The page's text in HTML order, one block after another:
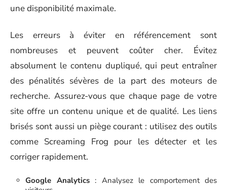
une disponibilité maximale.
Les erreurs à éviter en référencement sont
nombreuses et peuvent coûter cher. Évitez
absolument le contenu dupliqué, qui peut entraîner
des pénalités sévères de la part des moteurs de
recherche. Assurez-vous que chaque page de votre
site offre un contenu unique et de qualité. Les liens
brisés sont aussi un piège courant : utilisez des outils
comme Screaming Frog pour les détecter et les
corriger rapidement.
Google Analytics: Analysez le comportement des